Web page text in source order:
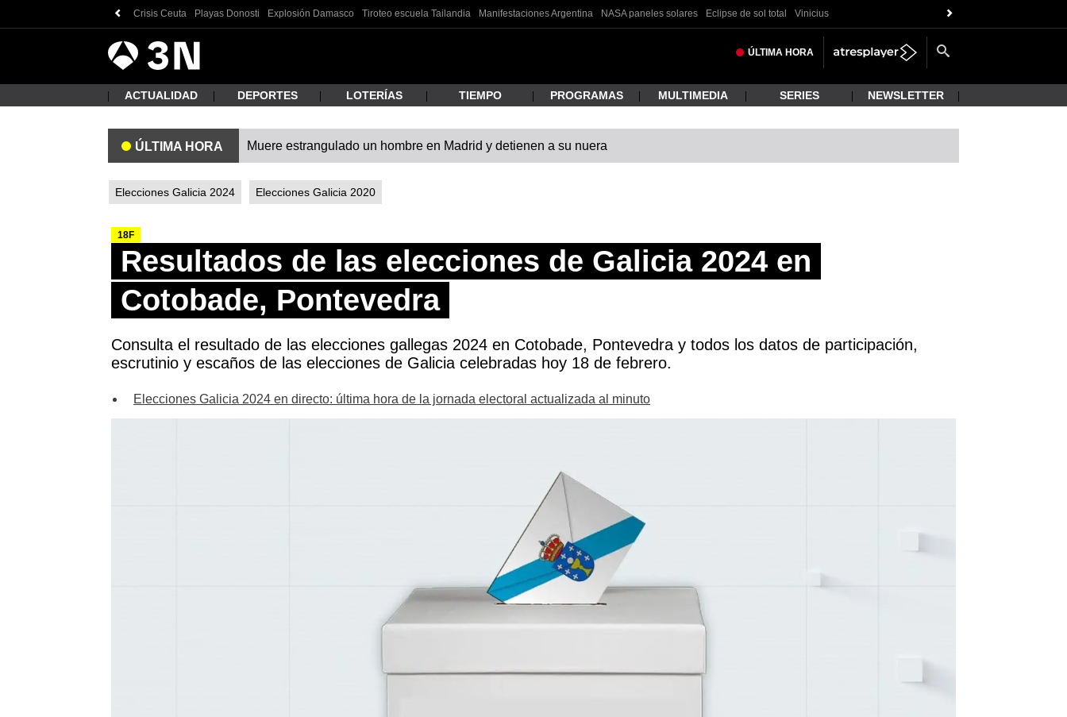
Crisis Ceuta Playas Donosti Explosión Damasco Tiroteo escuela Tailandia Manifestaciones Argentina NASA paneles solares Eclipse de sol total Vinicius
3
Noticias ÚLTIMA HORA
¿Qué estás buscando?
Buscar
ACTUALIDAD DEPORTES LOTERÍAS TIEMPO PROGRAMAS MULTIMEDIA SERIES NEWSLETTER
ÚLTIMA HORA Muere estrangulado un hombre en Madrid y detienen a su nuera
Elecciones Galicia 2024 Elecciones Galicia 2020
18F
Resultados de las elecciones de Galicia 2024 en
Cotobade, Pontevedra
Consulta el resultado de las elecciones gallegas 2024 en Cotobade, Pontevedra y todos los datos de participación,
escrutinio y escaños de las elecciones de Galicia celebradas hoy 18 de febrero.
Elecciones Galicia 2024 en directo: última hora de la jornada electoral actualizada al minuto